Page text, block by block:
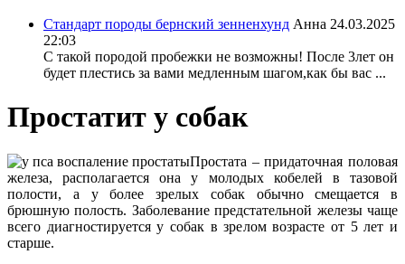
Стандарт породы бернский зенненхунд Анна 24.03.2025
22:03
С такой породой пробежки не возможны! После 3лет он
будет плестись за вами медленным шагом,как бы вас ...
Простатит у собак
Простата – придаточная половая
железа, располагается она у молодых кобелей в тазовой
полости, а у более зрелых собак обычно смещается в
брюшную полость. Заболевание предстательной железы чаще
всего диагностируется у собак в зрелом возрасте от 5 лет и
старше.